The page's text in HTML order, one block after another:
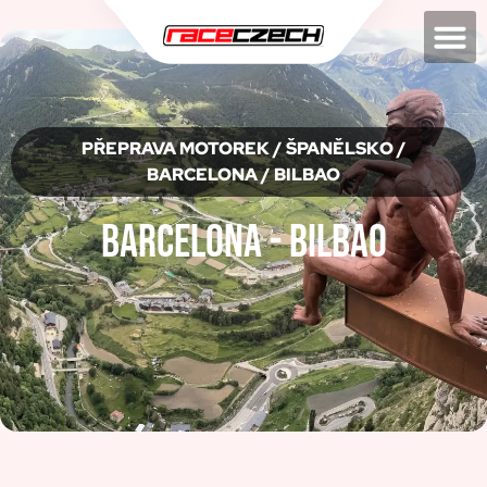
PŘEPRAVA MOTOREK/ ŠPANĚLSKO /
BARCELONA / BILBAO
Barcelona - Bilbao